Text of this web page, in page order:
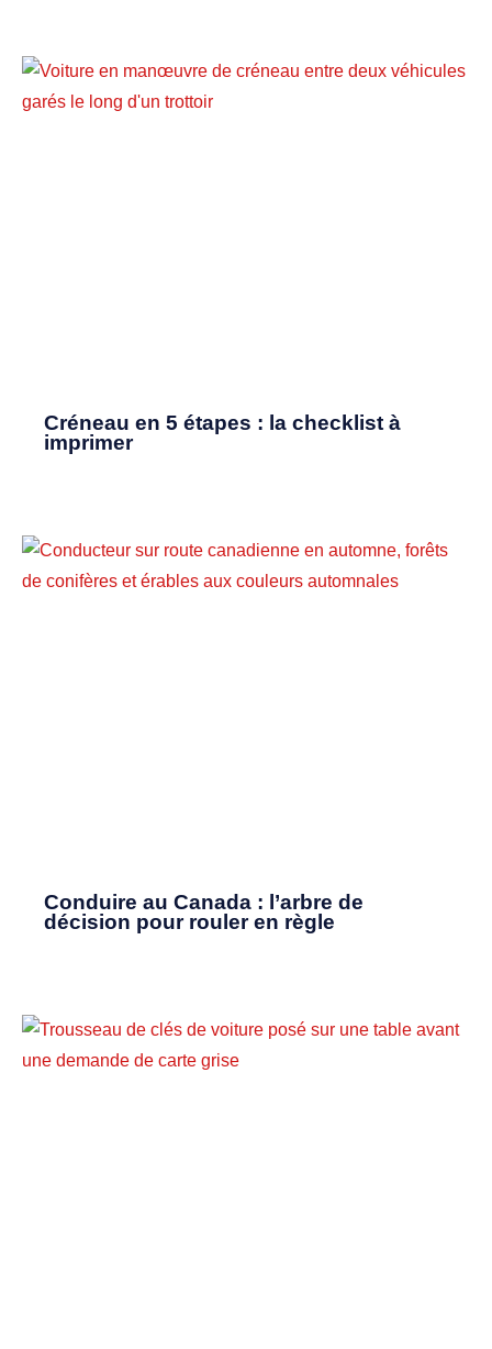
Créneau en 5 étapes : la checklist à
imprimer
Conduire au Canada : l’arbre de
décision pour rouler en règle